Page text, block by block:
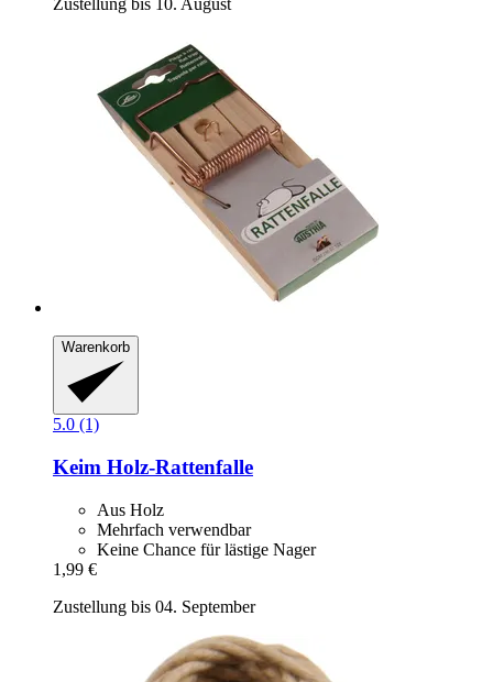
Warenkorb
5.0 (1)
Keim Holz-​Rattenfalle
Aus Holz
Mehrfach verwendbar
Keine Chance für lästige Nager
1,99 €
Zustellung bis 04. September